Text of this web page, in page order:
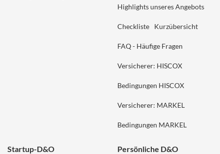
Highlights unseres Angebots
Checkliste Kurzübersicht
FAQ - Häufige Fragen
Versicherer: HISCOX
Bedingungen HISCOX
Versicherer: MARKEL
Bedingungen MARKEL
Startup-D&O Persönliche D&O